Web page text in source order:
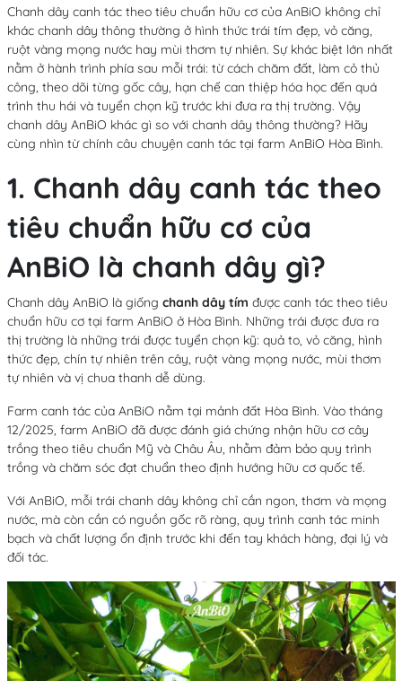
Chanh dây canh tác theo tiêu chuẩn hữu cơ của AnBiO không chỉ
khác chanh dây thông thường ở hình thức trái tím đẹp, vỏ căng,
ruột vàng mọng nước hay mùi thơm tự nhiên. Sự khác biệt lớn nhất
nằm ở hành trình phía sau mỗi trái: từ cách chăm đất, làm cỏ thủ
công, theo dõi từng gốc cây, hạn chế can thiệp hóa học đến quá
trình thu hái và tuyển chọn kỹ trước khi đưa ra thị trường. Vậy
chanh dây AnBiO khác gì so với chanh dây thông thường? Hãy
cùng nhìn từ chính câu chuyện canh tác tại farm AnBiO Hòa Bình.
1. Chanh dây canh tác theo
tiêu chuẩn hữu cơ của
AnBiO là chanh dây gì?
Chanh dây AnBiO là giống chanh dây tím được canh tác theo tiêu
chuẩn hữu cơ tại farm AnBiO ở Hòa Bình. Những trái được đưa ra
thị trường là những trái được tuyển chọn kỹ: quả to, vỏ căng, hình
thức đẹp, chín tự nhiên trên cây, ruột vàng mọng nước, mùi thơm
tự nhiên và vị chua thanh dễ dùng.
Farm canh tác của AnBiO nằm tại mảnh đất Hòa Bình. Vào tháng
12/2025, farm AnBiO đã được đánh giá chứng nhận hữu cơ cây
trồng theo tiêu chuẩn Mỹ và Châu Âu, nhằm đảm bảo quy trình
trồng và chăm sóc đạt chuẩn theo định hướng hữu cơ quốc tế.
Với AnBiO, mỗi trái chanh dây không chỉ cần ngon, thơm và mọng
nước, mà còn cần có nguồn gốc rõ ràng, quy trình canh tác minh
bạch và chất lượng ổn định trước khi đến tay khách hàng, đại lý và
đối tác.